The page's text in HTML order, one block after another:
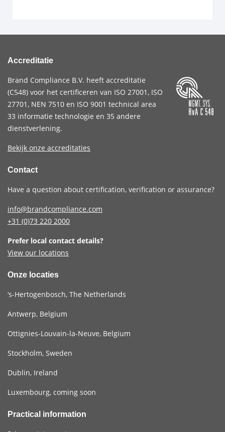
Accreditatie
Brand Compliance B.V. heeft accreditatie
(C548) voor het certificeren van ISO 27001, ISO
27701, NEN 7510 en ISO 9001 technical area
33 informatie technologie en 35 andere
dienstverlening.
Bekijk onze accreditaties
Contact
Have a question about certification, verification or assurance?
info@brandcompliance.com
+31 (0)73 220 2000
Prefer local contact details?
View our locations
Onze locaties
‘s-Hertogenbosch, The Netherlands
Antwerp, Belgium
Ottignies-Louvain-la-Neuve, Belgium
Stockholm, Sweden
Dublin, Ireland
Luxembourg, coming soon
Practical information